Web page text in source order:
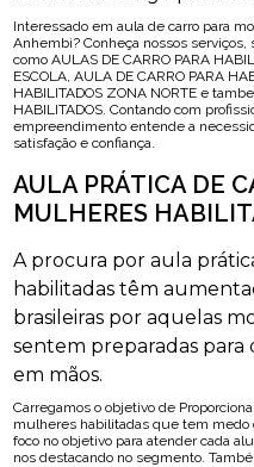
Interessado em aula de carro para
Anhembi? Conheça nossos serviços,
como AULAS DE CARRO PARA
ESCOLA, AULA DE CARRO PARA
HABILITADOS ZONA NORTE e
HABILITADOS. Contando com
empreendimento entende a
satisfação e confiança.
AULA PRÁTICA DE
MULHERES
A procura por aula
habilitadas têm
brasileiras por aquelas
sentem preparadas para
em mãos.
Carregamos o objetivo de
mulheres habilitadas que tem medo
foco no objetivo para atender cada
nos destacando no segmento.